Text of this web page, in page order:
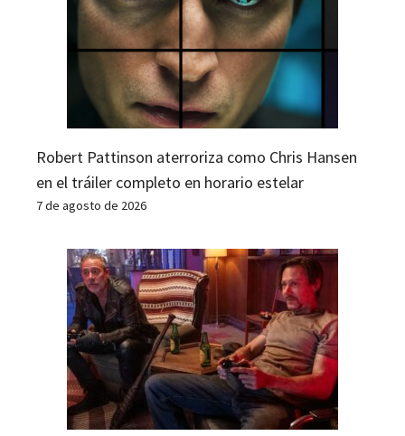
Robert Pattinson aterroriza como Chris Hansen
en el tráiler completo en horario estelar
7 de agosto de 2026